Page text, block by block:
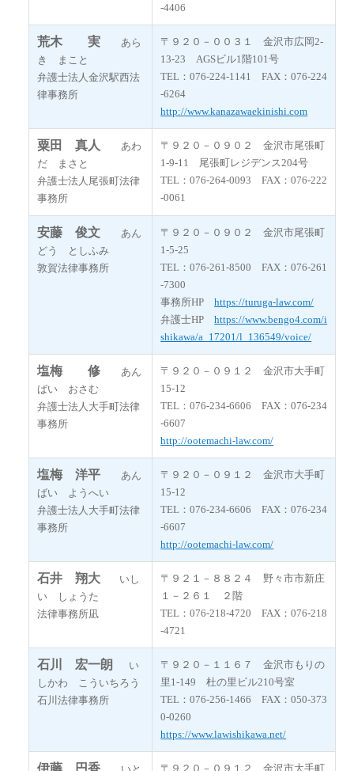
-4406
荒木 実 あら
き まこと
弁護士法人金沢駅西法
律事務所
〒９２０－００３１ 金沢市広岡2-
13-23 AGSビル1階101号
TEL：076-224-1141 FAX：076-224
-6264
http://www.kanazawaekinishi.com
粟田 真人
あわ
だ まさと
弁護士法人尾張町法律
事務所
〒９２０－０９０２ 金沢市尾張町
1-9-11 尾張町レジデンス204号
TEL：076-264-0093 FAX：076-222
-0061
安藤 俊文 あん
どう としふみ
敦賀法律事務所
〒９２０－０９０２ 金沢市尾張町
1-5-25
TEL：076-261-8500 FAX：076-261
-7300
事務所HPhttps://turuga-law.com/
弁護士HPhttps://www.bengo4.com/i
shikawa/a_17201/l_136549/voice/
塩梅 修 あん
ばい おさむ
弁護士法人大手町法律
事務所
〒９２０－０９１２ 金沢市大手町
15-12
TEL：076-234-6606 FAX：076-234
-6607
http://ootemachi-law.com/
塩梅 洋平 あん
ばい ようへい
弁護士法人大手町法律
事務所
〒９２０－０９１２ 金沢市大手町
15-12
TEL：076-234-6606 FAX：076-234
-6607
http://ootemachi-law.com/
石井 翔大
いし
い しょうた
法律事務所凪
〒９２１－８８２４ 野々市市新庄
１－２６１ ２階
TEL：076-218-4720 FAX：076-218
-4721
石川 宏一朗
い
しかわ こういちろう
石川法律事務所
〒９２０－１１６７ 金沢市もりの
里1-149 杜の里ビル210号室
TEL：076-256-1466 FAX：050-373
0-0260
https://www.lawishikawa.net/
伊藤 円香
〒９２０－０９１２ 金沢市大手町